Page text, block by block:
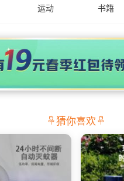
运动 书籍
猜你喜欢